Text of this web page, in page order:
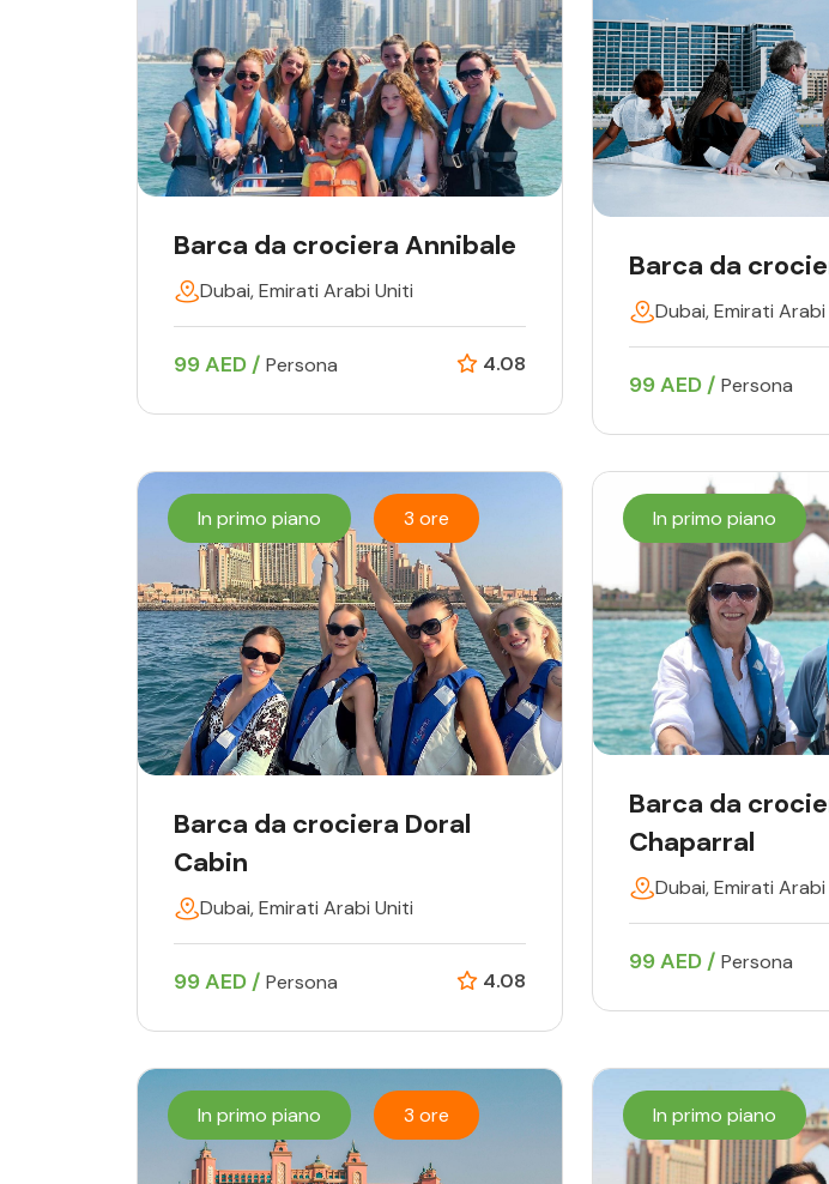
Barca da crociera Annibale
Dubai, Emirati Arabi Uniti
99 AED / Persona 4.08
Barca da
Dubai, Emirati
99 AED / Persona
In primo piano 3 ore
Barca da crociera Doral
Cabin
Dubai, Emirati Arabi Uniti
99 AED / Persona 4.08
In primo piano
Barca da
Chaparral
Dubai, Emirati
99 AED / Persona
In primo piano 3 ore In primo piano